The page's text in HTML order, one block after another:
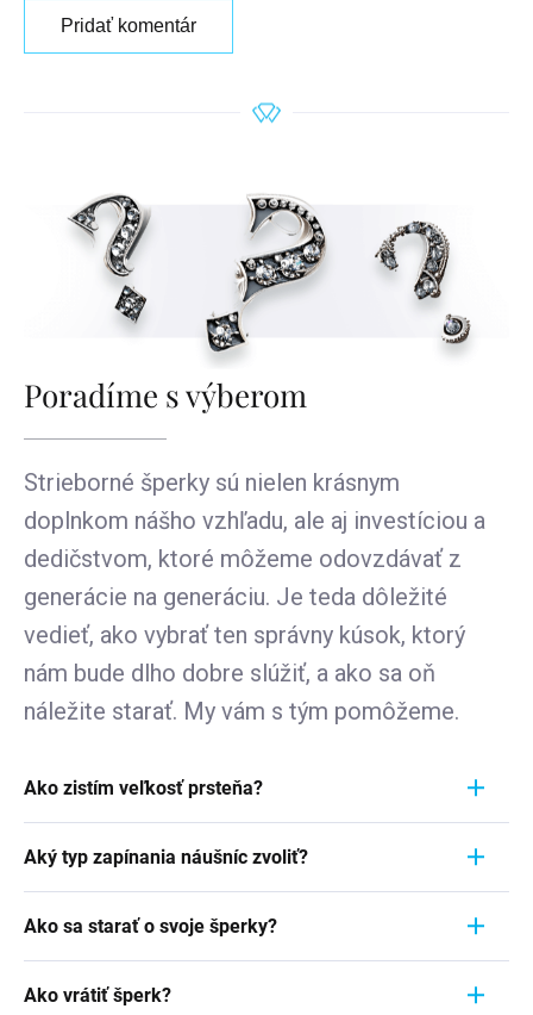
Pridať komentár
Poradíme s výberom
Strieborné šperky sú nielen krásnym
doplnkom nášho vzhľadu, ale aj investíciou a
dedičstvom, ktoré môžeme odovzdávať z
generácie na generáciu. Je teda dôležité
vedieť, ako vybrať ten správny kúsok, ktorý
nám bude dlho dobre slúžiť, a ako sa oň
náležite starať. My vám s tým pomôžeme.
Ako zistím veľkosť prsteňa?
Aby ste zistili jeho veľkosť, vezmite pravítko a
položte ho priamo na prstienok, ktorý momentálne
nosíte. Dôležité je zamerať sa na jeho VNÚTORNÝ
znamená to, že vaša veľkosť prstienka je 7.
Aký typ zapínania náušníc zvoliť?
pohodlie, bezpečnosť a štýl náušníc. Strieborné
náušnice zvyčajne majú klasické háčiky, ktoré sú
jednoduché a pohodlné. Náušnice s pevným
Ako sa starať o svoje šperky?
vkusu, ale často aj symbolom významnej životnej
Ako vrátiť šperk?